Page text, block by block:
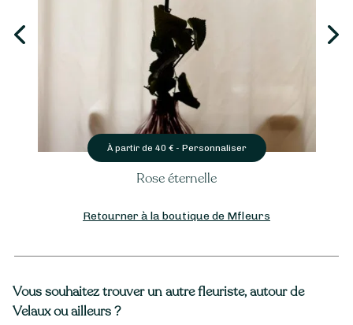
À partir de 40 € - Personnaliser
Rose éternelle
Retourner à la boutique de Mfleurs
Vous souhaitez trouver un autre fleuriste, autour de
Velaux ou ailleurs ?